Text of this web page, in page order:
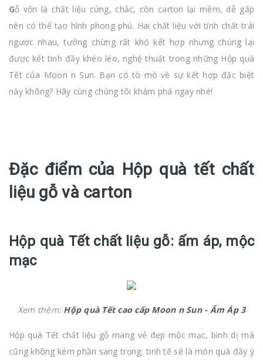
Gỗ vốn là chất liệu cứng, chắc, còn carton lại mềm, dễ gấp
nên có thể tạo hình phong phú. Hai chất liệu với tính chất trái
ngược nhau, tưởng chừng rất khó kết hợp nhưng chúng lại
được kết tinh đầy khéo léo, nghệ thuật trong những Hộp quà
Tết của Moon n Sun. Bạn có tò mò về sự kết hợp đặc biệt
này không? Hãy cùng chúng tôi khám phá ngay nhé!
Đặc điểm của Hộp quà tết chất
liệu gỗ và carton
Hộp quà Tết chất liệu gỗ: ấm áp, mộc
mạc
Xem thêm: Hộp quà Tết cao cấp Moon n Sun - Ấm Áp 3
Hộp quà Tết chất liệu gỗ mang vẻ đẹp mộc mạc, bình dị mà
cũng không kém phần sang trọng, tinh tế sẽ là món quà đầy ý